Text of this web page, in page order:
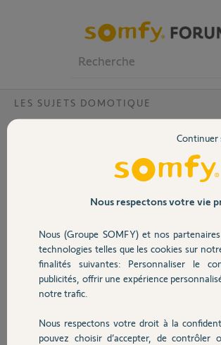
Volet
Sécurité
Domotique
Chauffage
LES SUJETS DOMOTIQUE
Procedure ajout dongle USB
Depuis la migration de l'application somfy
comment ajoute t'on le dongle
Merci,
frederic A.
il y a environ 2 ans
Participer au fil de
Nous respectons votre vie
Nous (Groupe SOMFY) et nos
technologies telles que les cookies sur
finalités suivantes: Personnaliser le
publicités, offrir une expérience
notre trafic.
Nous respectons votre droit à la
pouvez choisir d’accepter, de contrôler
Continuer